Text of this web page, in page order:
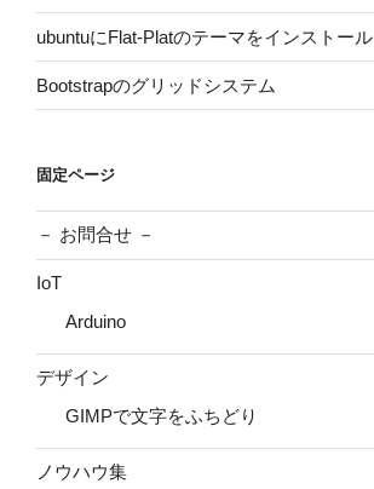
ubuntuにFlat-Platのテーマをインストール
Bootstrapのグリッドシステム
固定ページ
－ お問合せ －
IoT
Arduino
デザイン
GIMPで文字をふちどり
ノウハウ集